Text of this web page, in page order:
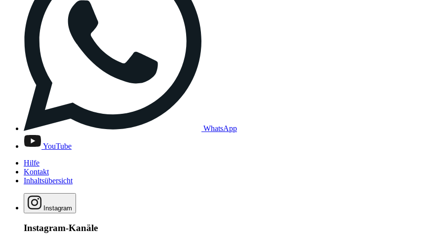
WhatsApp
YouTube
Hilfe
Kontakt
Inhaltsübersicht
Instagram
Instagram-Kanäle